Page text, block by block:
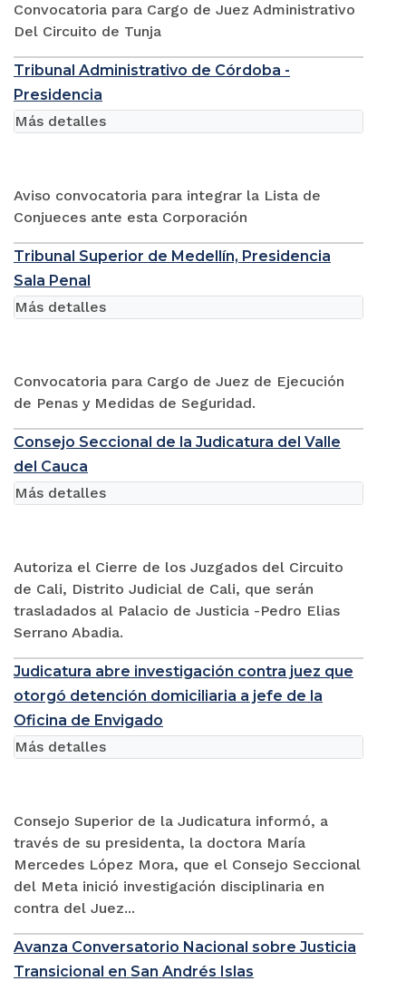
Convocatoria para Cargo de Juez Administrativo
Del Circuito de Tunja
Tribunal Administrativo de Córdoba -
Presidencia
Aviso convocatoria para integrar la Lista de
Conjueces ante esta Corporación
Más detalles
Tribunal Superior de Medellín, Presidencia
Sala Penal
Convocatoria para Cargo de Juez de Ejecución
de Penas y Medidas de Seguridad.
Más detalles
Consejo Seccional de la Judicatura del Valle
del Cauca
Autoriza el Cierre de los Juzgados del Circuito
de Cali, Distrito Judicial de Cali, que serán
trasladados al Palacio de Justicia -Pedro Elias
Serrano Abadia.
Más detalles
Judicatura abre investigación contra juez que
otorgó detención domiciliaria a jefe de la
Oficina de Envigado
Consejo Superior de la Judicatura informó, a
través de su presidenta, la doctora María
Mercedes López Mora, que el Consejo Seccional
del Meta inició investigación disciplinaria en
contra del Juez...
Más detalles
Avanza Conversatorio Nacional sobre Justicia
Transicional en San Andrés Islas